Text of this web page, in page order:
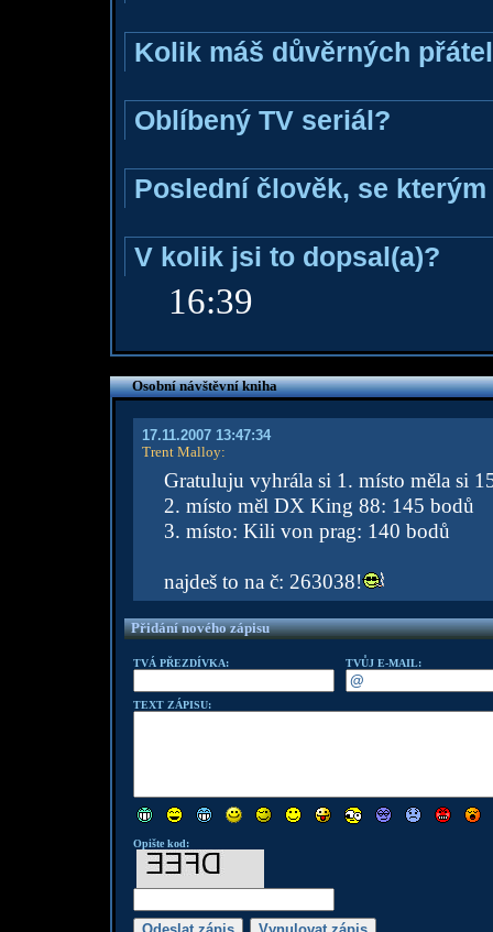
Kolik máš důvěrných
Oblíbený TV seriál?
Poslední člověk, se
V kolik jsi to dopsal(a)?
16:39
Osobní návštěvní kniha
17.11.2007 13:47:34
Trent Malloy:
Gratuluju vyhrála si 1. místo měla si
2. místo měl DX King 88: 145 bodů
3. místo: Kili von prag: 140 bodů
najdeš to na č: 263038!
Přidání nového zápisu
TVÁ PŘEZDÍVKA: TVŮJ E-MAIL:
TEXT ZÁPISU:
Opište kod: